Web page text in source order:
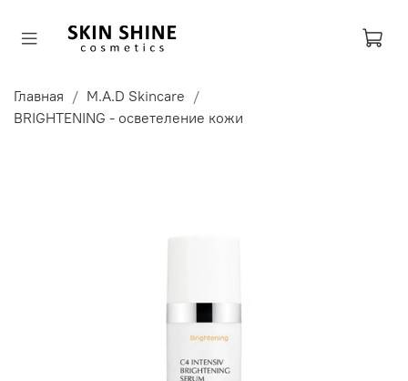
Главная
M.A.D Skincare
BRIGHTENING - осветеление кожи